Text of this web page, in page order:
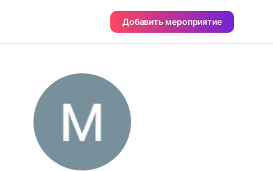
Добавить мероприятие